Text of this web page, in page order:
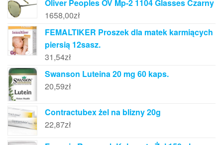
Oliver Peoples OV Mp-2 1104 Glasses Czarny
1658,00zł
FEMALTIKER Proszek dla matek karmiących
piersią 12sasz.
31,54zł
Swanson Luteina 20 mg 60 kaps.
20,59zł
Contractubex żel na blizny 20g
22,87zł